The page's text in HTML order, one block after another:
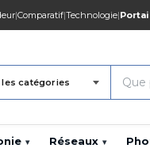
|Comparatif|Technologie|
les catégories
▾ Réseaux ▾